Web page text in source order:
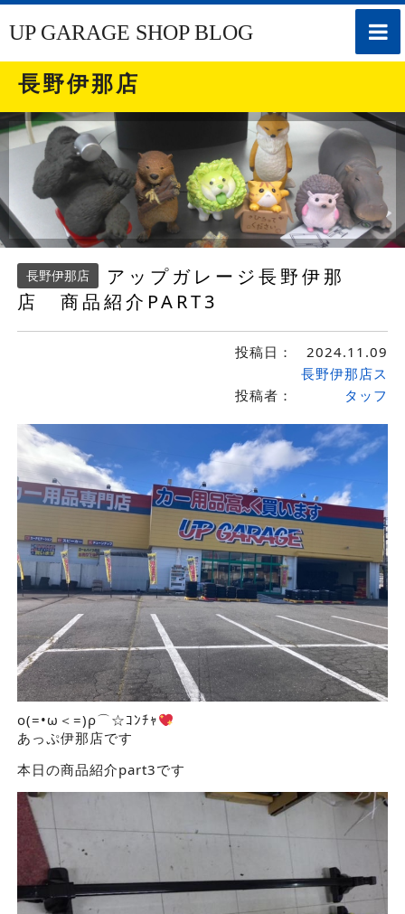
toggle
UP GARAGE SHOP BLOG
長野伊那店
長野伊那店
アップガレージ長野伊那
店 商品紹介PART3
投稿日： 2024.11.09
投稿者：
長野伊那店ス
タッフ
ο(=•ω＜=)ρ⌒☆ｺﾝﾁｬ
あっぷ伊那店です
本日の商品紹介part3です